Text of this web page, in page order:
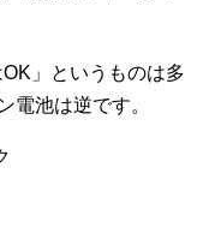
」というものは多
電池は逆です。